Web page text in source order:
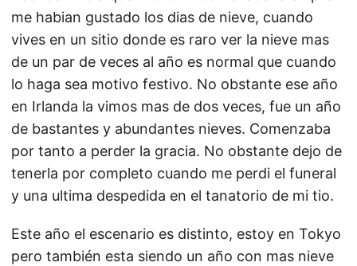
me habian gustado los dias de nieve, cuando
vives en un sitio donde es raro ver la nieve mas
de un par de veces al año es normal que cuando
lo haga sea motivo festivo. No obstante ese año
en Irlanda la vimos mas de dos veces, fue un año
de bastantes y abundantes nieves. Comenzaba
por tanto a perder la gracia. No obstante dejo de
tenerla por completo cuando me perdi el funeral
y una ultima despedida en el tanatorio de mi tio.
Este año el escenario es distinto, estoy en Tokyo
pero también esta siendo un año con mas nieve